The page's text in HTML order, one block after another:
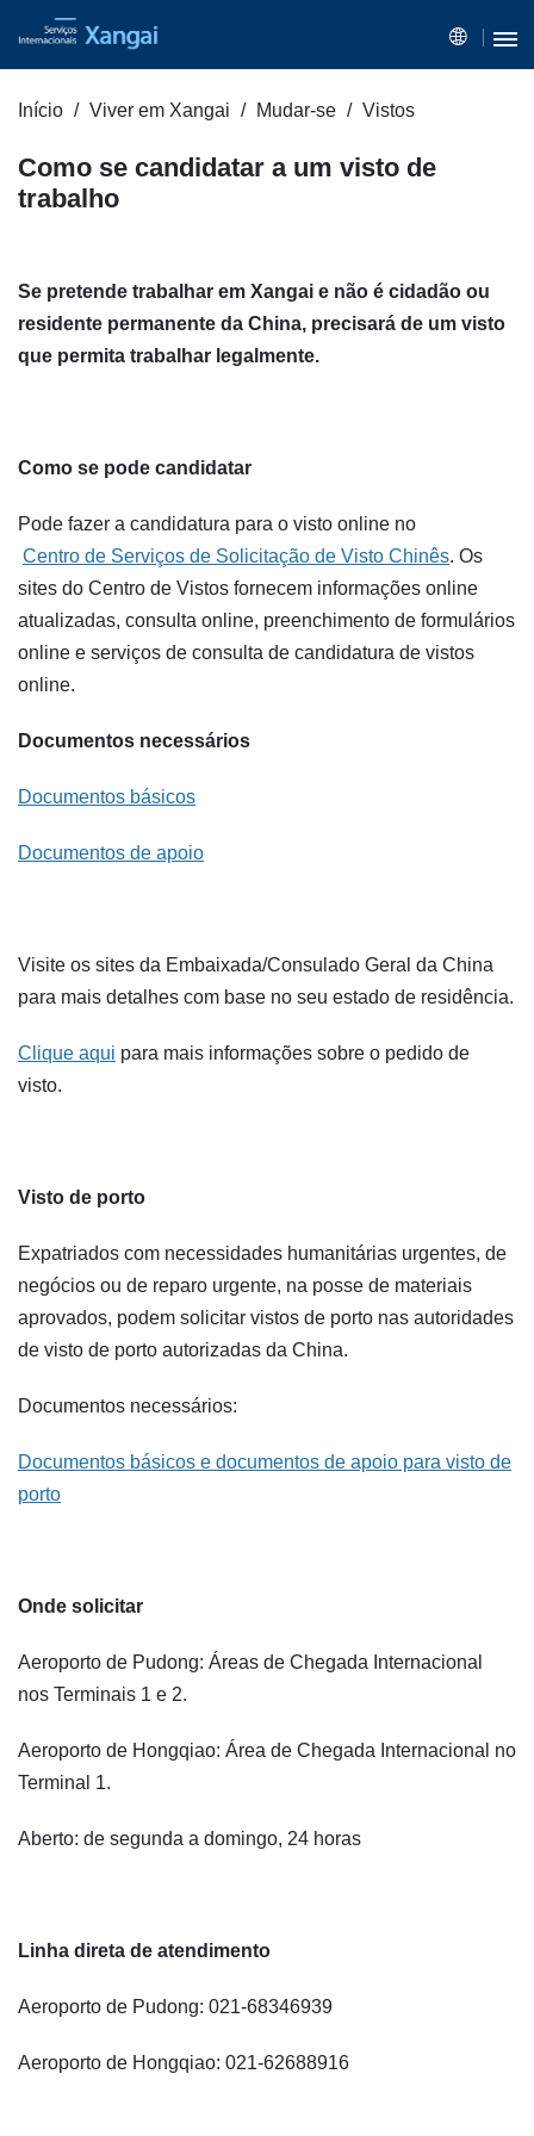
Início Viver em Xangai Mudar-se Vistos
Como se candidatar a um visto de
trabalho
Se pretende trabalhar em Xangai e não é cidadão ou
residente permanente da China, precisará de um visto
que permita trabalhar legalmente.
Como se pode candidatar
Pode fazer a candidatura para o visto online no
Centro de Serviços de Solicitação de Visto Chinês. Os
sites do Centro de Vistos fornecem informações online
atualizadas, consulta online, preenchimento de formulários
online e serviços de consulta de candidatura de vistos
online.
Documentos necessários
Documentos básicos
Documentos de apoio
Visite os sites da Embaixada/Consulado Geral da China
para mais detalhes com base no seu estado de residência.
Clique aqui para mais informações sobre o pedido de
visto.
Visto de porto
Expatriados com necessidades humanitárias urgentes, de
negócios ou de reparo urgente, na posse de materiais
aprovados, podem solicitar vistos de porto nas autoridades
de visto de porto autorizadas da China.
Documentos necessários:
Documentos básicos e documentos de apoio para visto de
porto
Onde solicitar
Aeroporto de Pudong: Áreas de Chegada Internacional
nos Terminais 1 e 2.
Aeroporto de Hongqiao: Área de Chegada Internacional no
Terminal 1.
Aberto: de segunda a domingo, 24 horas
Linha direta de atendimento
Aeroporto de Pudong: 021-68346939
Aeroporto de Hongqiao: 021-62688916